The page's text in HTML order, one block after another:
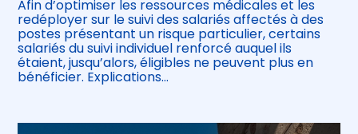
Afin d’optimiser les ressources médicales et les
redéployer sur le suivi des salariés affectés à des
postes présentant un risque particulier, certains
salariés du suivi individuel renforcé auquel ils
étaient, jusqu’alors, éligibles ne peuvent plus en
bénéficier. Explications…